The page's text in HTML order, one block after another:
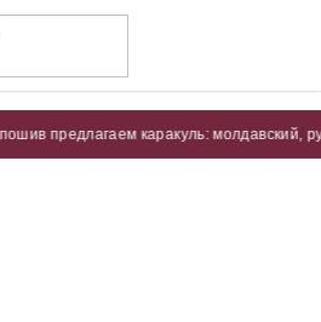
каракуль: молдавский,